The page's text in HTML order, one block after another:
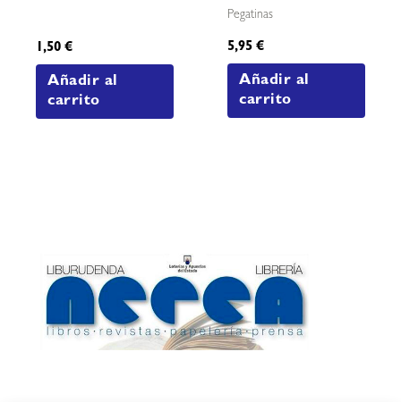
1,50€
Añadir al
carrito
Pegatinas
5,95€
Añadir al
carrito